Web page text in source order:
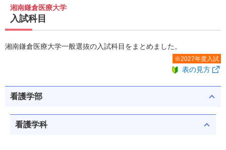
湘南鎌倉医療大学
入試科目
湘南鎌倉医療大学一般選抜の入試科目をまとめました。
※2027年度入試
表の見方
看護学部
看護学科